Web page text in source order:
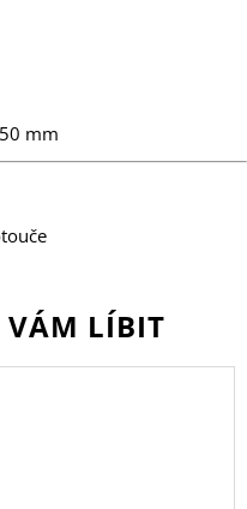
mm
VÁM LÍBIT